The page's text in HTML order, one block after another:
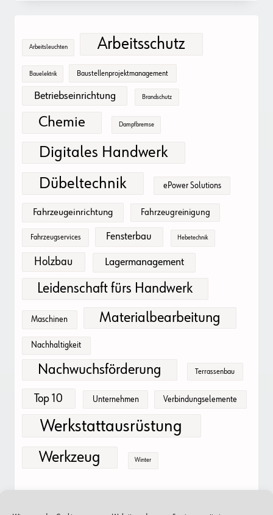
Arbeitsleuchten Arbeitsschutz
Bauelektrik Baustellenprojektmanagement
Betriebseinrichtung Brandschutz
Chemie Dampfbremse
Digitales Handwerk
Dübeltechnik
ePower Solutions
Fahrzeugeinrichtung Fahrzeugreinigung
Fahrzeugservices Fensterbau Hebetechnik
Holzbau Lagermanagement
Leidenschaft fürs Handwerk
Maschinen Materialbearbeitung
Nachhaltigkeit
Nachwuchsförderung Terrassenbau
Top 10 Unternehmen Verbindungselemente
Werkstattausrüstung
Werkzeug Winter